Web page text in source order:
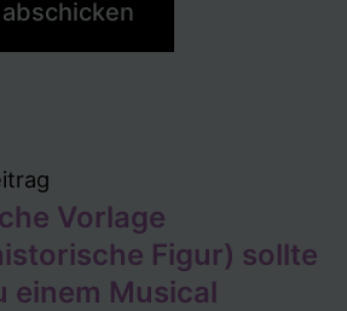
Vorlage
Figur) sollte
einem Musical